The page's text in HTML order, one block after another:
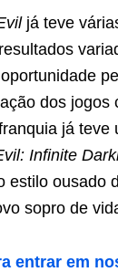
já teve
dos jogos
já teve
Infinite
estilo ousado
sopro de
entrar em